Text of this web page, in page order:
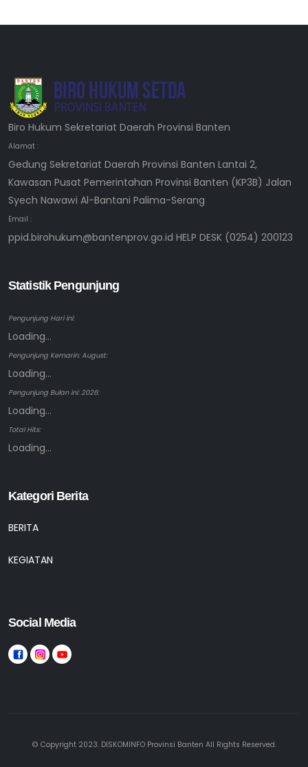
Biro Hukum Sekretariat Daerah Provinsi Banten
Alamat :
Gedung Sekretariat Daerah Provinsi Banten Lantai 2,
Kawasan Pusat Pemerintahan Provinsi Banten (KP3B) Jalan
Syech Nawawi Al-Bantani Palima-Serang
Email :
ppid.birohukum@bantenprov.go.id HELP DESK (0254) 200123
Statistik Pengunjung
Pengunjung Hari ini:
Loading...
Pengunjung Kemarin: August:
Loading...
Pengunjung Bulan ini: 2026:
Loading...
Total Hits:
Loading...
Kategori Berita
BERITA
KEGIATAN
Social Media
© Copyright 2023. DISKOMINFO Provinsi Banten All Rights Reserved.